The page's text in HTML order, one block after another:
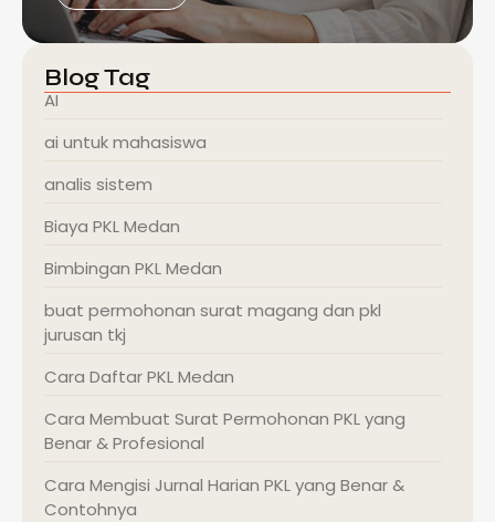
Blog Tag
AI
ai untuk mahasiswa
analis sistem
Biaya PKL Medan
Bimbingan PKL Medan
buat permohonan surat magang dan pkl
jurusan tkj
Cara Daftar PKL Medan
Cara Membuat Surat Permohonan PKL yang
Benar & Profesional
Cara Mengisi Jurnal Harian PKL yang Benar &
Contohnya